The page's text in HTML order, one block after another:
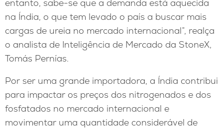
entanto, sabe-se que a demanda está aquecida
na Índia, o que tem levado o país a buscar mais
cargas de ureia no mercado internacional”, realça
o analista de Inteligência de Mercado da StoneX,
Tomás Pernías.
Por ser uma grande importadora, a Índia contribui
para impactar os preços dos nitrogenados e dos
fosfatados no mercado internacional e
movimentar uma quantidade considerável de